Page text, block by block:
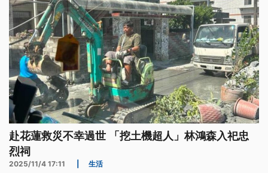
赴花蓮救災不幸過世 「挖土機超人」林鴻森入祀忠
烈祠
2025/11/4 17:11 生活